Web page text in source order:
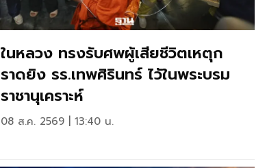
ในหลวง ทรงรับศพผู้เสียชีวิตเหตุก
ราดยิง รร.เทพศิรินทร์ ไว้ในพระบรม
ราชานุเคราะห์
08 ส.ค. 2569 | 13:40 น.